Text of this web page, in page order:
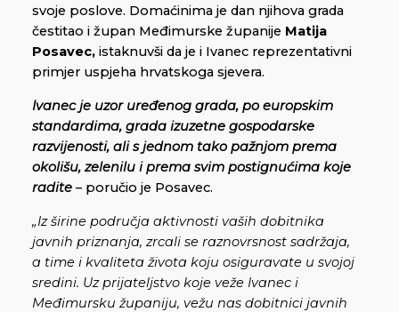
svoje poslove. Domaćinima je dan njihova grada
čestitao i župan Međimurske županije Matija
Posavec, istaknuvši da je i Ivanec reprezentativni
primjer uspjeha hrvatskoga sjevera.
Ivanec je uzor uređenog grada, po europskim
standardima, grada izuzetne gospodarske
razvijenosti, ali s jednom tako pažnjom prema
okolišu, zelenilu i prema svim postignućima koje
radite – poručio je Posavec.
„Iz širine područja aktivnosti vaših dobitnika
javnih priznanja, zrcali se raznovrsnost sadržaja,
a time i kvaliteta života koju osiguravate u svojoj
sredini. Uz prijateljstvo koje veže Ivanec i
Međimursku županiju, vežu nas dobitnici javnih